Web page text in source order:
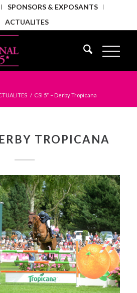
SPONSORS & EXPOSANTS
ACTUALITES
/ CSI 5* – Derby Tropicana
TROPICANA